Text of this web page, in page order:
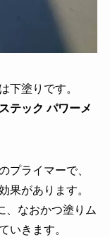
下塗りです。
テック パワーメ
プライマーで、
果があります。
、なおかつ塗りム
いきます。